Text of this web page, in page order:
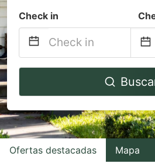
Check in
Navigate
to
interact
with
the
Ofertas destacadas Mapa